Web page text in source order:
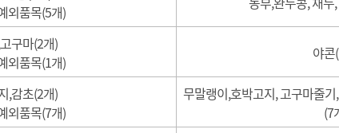
외품목(5개)
구마(2개)
외품목(1개)
야콘
,감초(2개)
외품목(7개)
무말랭이,호박고지, 고구마줄
(7